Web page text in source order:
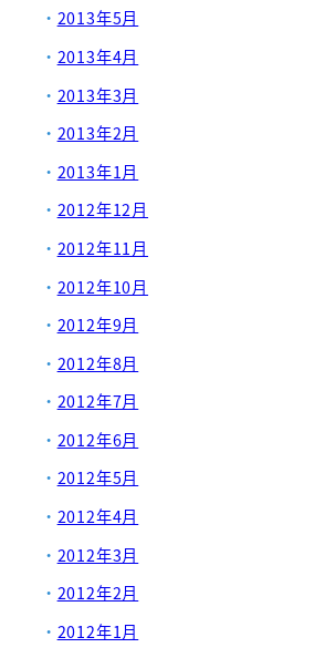
2013年5月
2013年4月
2013年3月
2013年2月
2013年1月
2012年12月
2012年11月
2012年10月
2012年9月
2012年8月
2012年7月
2012年6月
2012年5月
2012年4月
2012年3月
2012年2月
2012年1月